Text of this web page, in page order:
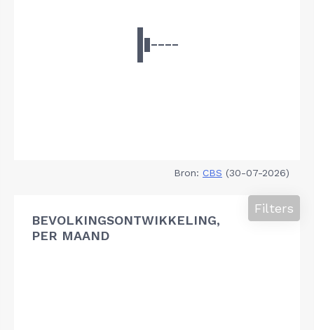
Bron: CBS (30-07-2026)
BEVOLKINGSONTWIKKELING,
PER MAAND
Filters